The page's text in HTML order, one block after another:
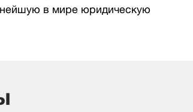
в мире юридическую